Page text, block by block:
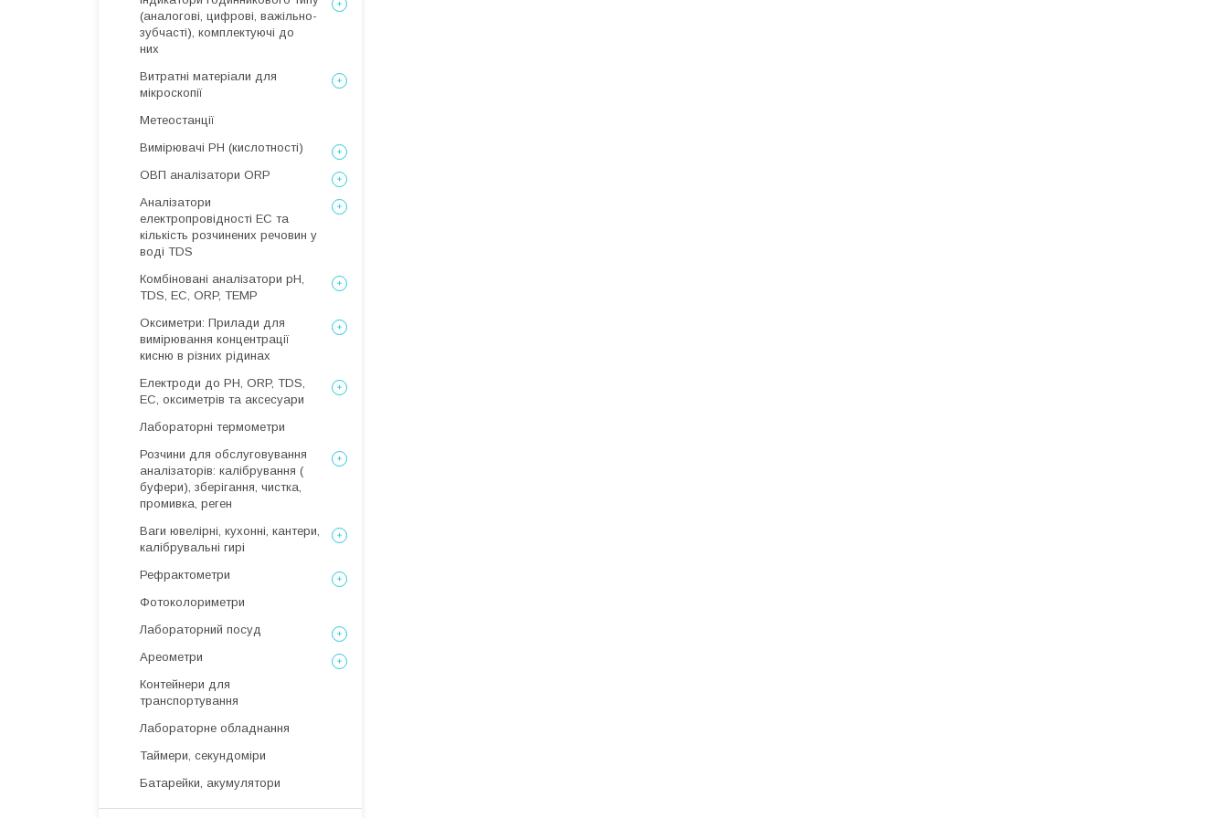
(аналогові, цифрові, важільно-
зубчасті), комплектуючі до
них
Витратні матеріали для
мікроскопії
Метеостанції
Вимірювачі РН (кислотності)
ОВП аналізатори ORP
Аналізатори
електропровідності EC та
кількість розчинених речовин у
воді TDS
Комбіновані аналізатори pH,
TDS, EC, ORP, TEMP
Оксиметри: Прилади для
вимірювання концентрації
кисню в різних рідинах
Електроди до PH, ORP, TDS,
EC, оксиметрів та аксесуари
Лабораторні термометри
Розчини для обслуговування
аналізаторів: калібрування (
буфери), зберігання, чистка,
промивка, реген
Ваги ювелірні, кухонні, кантери,
калібрувальні гирі
Рефрактометри
Фотоколориметри
Лабораторний посуд
Ареометри
Контейнери для
транспортування
Лабораторне обладнання
Таймери, секундоміри
Батарейки, акумулятори